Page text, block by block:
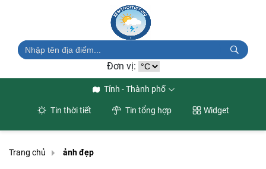
Đơn vị:
Tỉnh - Thành phố
Tin thời tiết Tin tổng hợp Widget
Trang chủ ảnh đẹp